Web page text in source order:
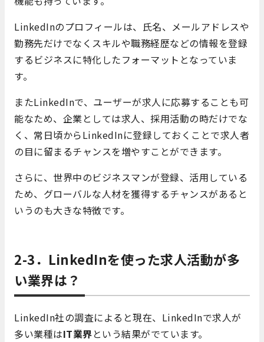
LinkedInのプロフィールは、氏名、メールアドレスや
勤務先だけでなくスキルや職務経歴などの情報を登録
するビジネスに特化したフォーマットとなっていま
す。
またLinkedInで、ユーザーが求人に応募することも可
能なため、企業としては求人、採用活動の時だけでな
く、常日頃からLinkedInに登録しておくことで求人者
の目に留まるチャンスを増やすことができます。
さらに、世界中のビジネスマンが登録、活用している
ため、グローバルな人材を獲得するチャンスがあると
いうのも大きな特徴です。
2-3．LinkedInを使った求人活動が多
い業界は？
LinkedIn社の調査によると現在、LinkedInで求人が
多い業種はIT業界という結果がでています。